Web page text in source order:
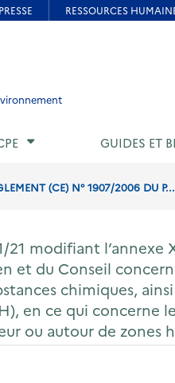
GUIDES ET
(CE) N° 1907/2006 DU P...
21 modifiant l’annexe
et du Conseil
chimiques,
en ce qui concerne
ou autour de zones